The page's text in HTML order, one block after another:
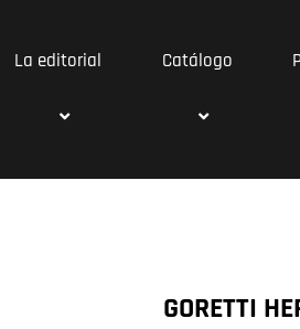
La editorial Catálogo
GORETTI